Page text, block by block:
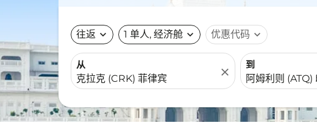
往返 expand_more 1 单人, 经济舱 expand_more 优惠代码 expand_more
从
close
到